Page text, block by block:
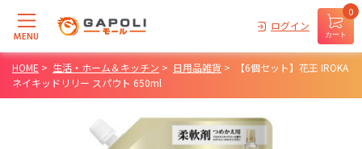
MENU
ログイン
カート
0
HOME > 生活・ホーム＆キッチン > 日用品雑貨 >
【6個セット】花王 IROKA
ネイキッドリリー スパウト 650ml